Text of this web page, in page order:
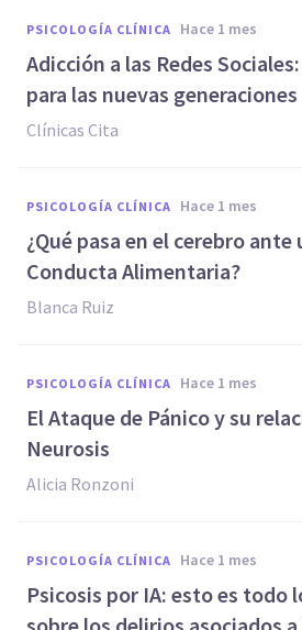
PSICOLOGÍA CLÍNICA hace 1 mes
Adicción a las Redes
para las nuevas generaciones
Clínicas Cita
PSICOLOGÍA CLÍNICA hace 1 mes
¿Qué pasa en el cerebro
Conducta Alimentaria?
Blanca Ruiz
PSICOLOGÍA CLÍNICA hace 1 mes
El Ataque de Pánico y su
Neurosis
Alicia Ronzoni
PSICOLOGÍA CLÍNICA hace 1 mes
Psicosis por IA: esto es todo